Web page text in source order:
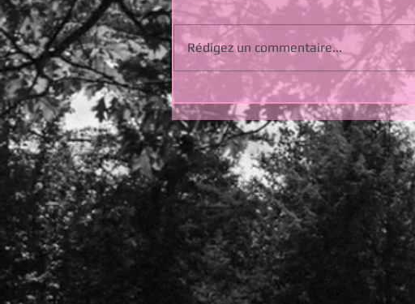
Rédigez un commentaire...